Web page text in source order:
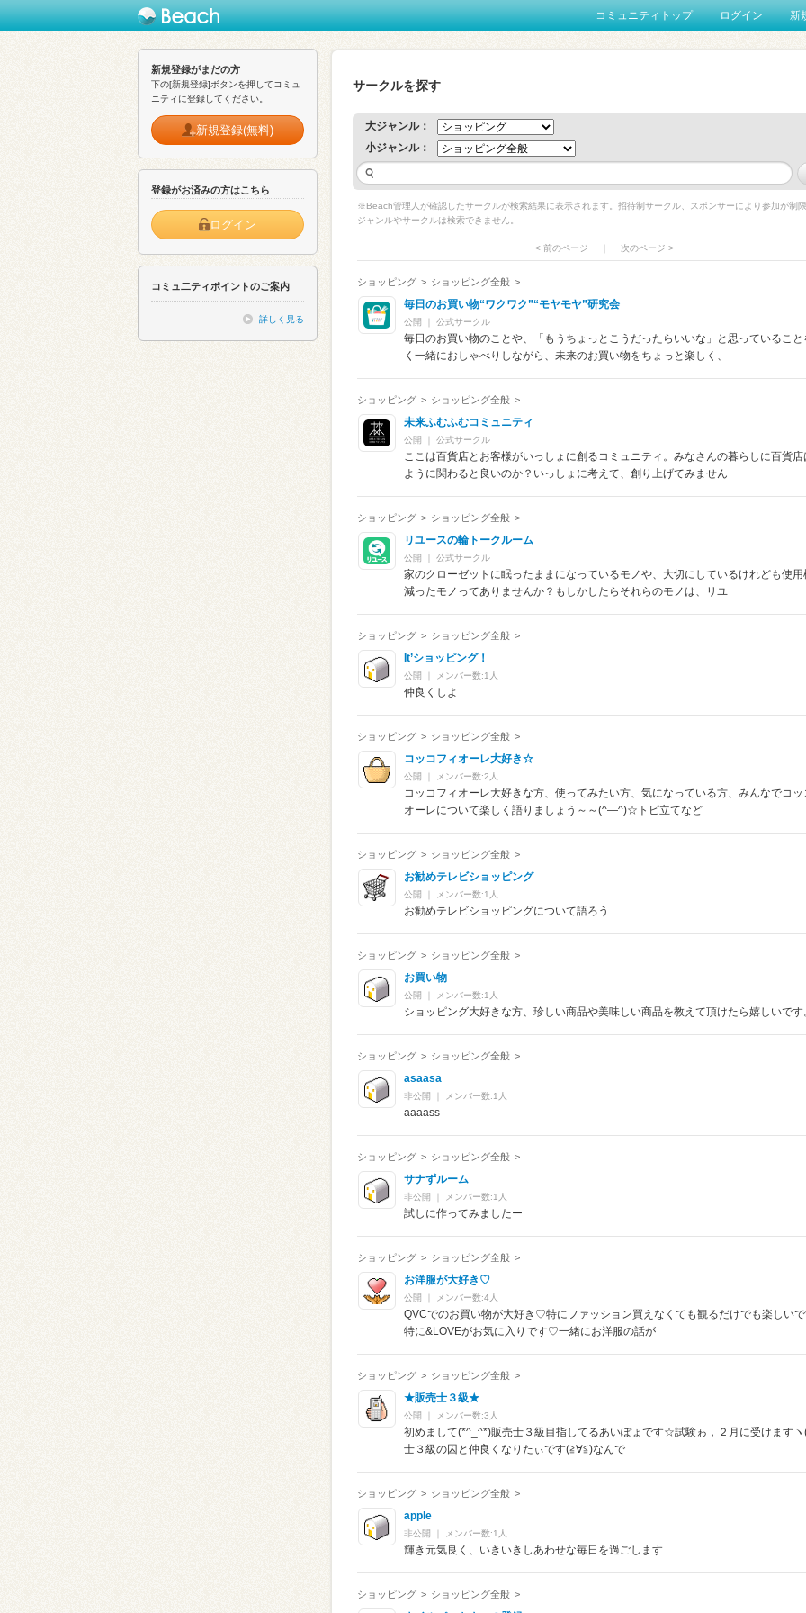
コミュニティトップ ログイン 新
新規登録がまだの方
下の[新規登録]ボタンを押してコミュ
ニティに登録してください。
新規登録(無料)
登録がお済みの方はこちら
ログイン
コミュ二ティポイントのご案内
詳しく見る
サークルを探す
大ジャンル：
小ジャンル：
※Beach管理人が確認したサークルが検索結果に表示されます。招待制サークル、スポンサーにより参加が制
ジャンルやサークルは検索できません。
< 前のページ 次のページ >
ショッピング > ショッピング全般 >
毎日のお買い物“ワクワク”“モヤモヤ”研究会
公開 公式サークル
毎日のお買い物のことや、「もうちょっとこうだったらいいな」と思っていること
く一緒におしゃべりしながら、未来のお買い物をちょっと楽しく、
ショッピング > ショッピング全般 >
未来ふむふむコミュニティ
公開 公式サークル
ここは百貨店とお客様がいっしょに創るコミュニティ。みなさんの暮らしに百貨店
ように関わると良いのか？いっしょに考えて、創り上げてみません
ショッピング > ショッピング全般 >
リユースの輪トークルーム
公開 公式サークル
家のクローゼットに眠ったままになっているモノや、大切にしているけれども使用
減ったモノってありませんか？もしかしたらそれらのモノは、リユ
ショッピング > ショッピング全般 >
It’ショッピング！
公開 メンバー数:1人
仲良くしよ
ショッピング > ショッピング全般 >
コッコフィオーレ大好き☆
公開 メンバー数:2人
コッコフィオーレ大好きな方、使ってみたい方、気になっている方、みんなでコッ
オーレについて楽しく語りましょう～～(^―^)☆トピ立てなど
ショッピング > ショッピング全般 >
お勧めテレビショッピング
公開 メンバー数:1人
お勧めテレビショッピングについて語ろう
ショッピング > ショッピング全般 >
お買い物
公開 メンバー数:1人
ショッピング大好きな方、珍しい商品や美味しい商品を教えて頂けたら嬉しいです
ショッピング > ショッピング全般 >
asaasa
非公開 メンバー数:1人
aaaass
ショッピング > ショッピング全般 >
サナずルーム
非公開 メンバー数:1人
試しに作ってみましたー
ショッピング > ショッピング全般 >
お洋服が大好き♡
公開 メンバー数:4人
QVCでのお買い物が大好き♡特にファッション買えなくても観るだけでも楽しい
特に&LOVEがお気に入りです♡一緒にお洋服の話が
ショッピング > ショッピング全般 >
★販売士３級★
公開 メンバー数:3人
初めまして(*^_^*)販売士３級目指してるあいぽょです☆試験ゎ，２月に受けます
士３級の囚と仲良くなりたぃです(≧∀≦)なんで
ショッピング > ショッピング全般 >
apple
非公開 メンバー数:1人
輝き元気良く、いきいきしあわせな毎日を過ごします
ショッピング > ショッピング全般 >